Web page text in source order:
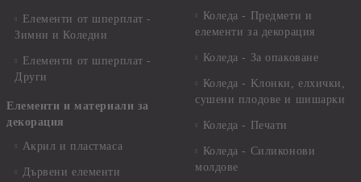
Елементи от шперплат -
Зимни и Коледни
Елементи от шперплат -
Други
Елементи и материали за
декорация
Акрил и пластмаса
Дървени елементи
Коледа - Предмети и
елементи за декорация
Коледа - За опаковане
Коледа - Kлонки, елхички,
сушени плодове и шишарки
Коледа - Печати
Коледа - Силиконови
молдове